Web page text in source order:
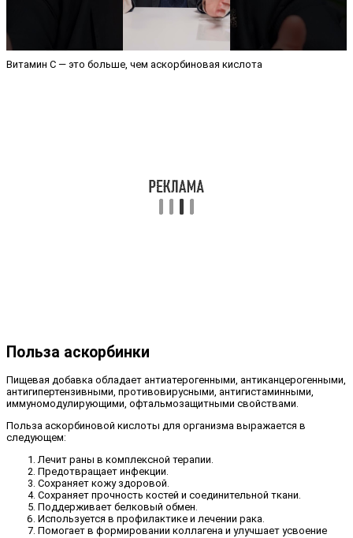
Витамин С — это больше, чем аскорбиновая кислота
Польза аскорбинки
Пищевая добавка обладает антиатерогенными, антиканцерогенными,
антигипертензивными, противовирусными, антигистаминными,
иммуномодулирующими, офтальмозащитными свойствами.
Польза аскорбиновой кислоты для организма выражается в
следующем:
Лечит раны в комплексной терапии.
Предотвращает инфекции.
Сохраняет кожу здоровой.
Сохраняет прочность костей и соединительной ткани.
Поддерживает белковый обмен.
Используется в профилактике и лечении рака.
Помогает в формировании коллагена и улучшает усвоение